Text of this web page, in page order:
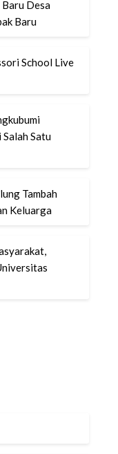
Desa
Baru
School Live
Satu
Tambah
Keluarga